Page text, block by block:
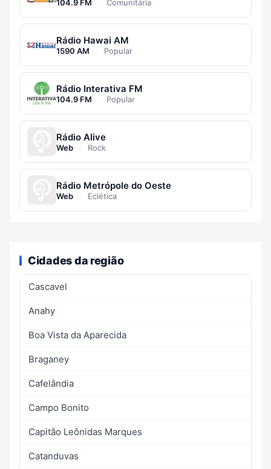
104.9 FM · Comunitária
Rádio Hawai AM
1590 AM · Popular
Rádio Interativa FM
104.9 FM · Popular
Rádio Alive
Web · Rock
Rádio Metrópole do Oeste
Web · Eclética
Cidades da região
Cascavel
Anahy
Boa Vista da Aparecida
Braganey
Cafelândia
Campo Bonito
Capitão Leônidas Marques
Catanduvas